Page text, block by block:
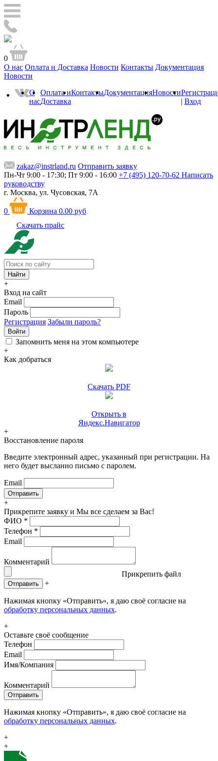
0
О нас Оплата и Доставка Новости Контакты Документация
Новости
О
нас
Оплата и
Доставка
КонтактыДокументацияНовости
| Вход
zakaz@instrland.ru Отправить заявку
Пн-Чт 9:00 - 17:30; Пт 9:00 - 16:00 +7 (495) 120-70-62 Написать
руководству
г. Москва, ул. Чусовская, 7А
0 Корзина 0.00 руб
Скачать прайс
+
Вход на сайт
Email
Пароль
Регистрация Забыли пароль?
Войти
Запомнить меня на этом компьютере
+
Как добраться
Скачать PDF
Открыть в
Яндекс.Навигатор
+
Восстановление пароля
Введите электронный адрес, указанный при регистрации. На
него будет высланно письмо с паролем.
Email
+
Прикрепите заявку и Мы все сделаем за Вас!
ФИО *
Телефон *
Email
Комментарий
Прикрепить файл
Отправить +
Нажимая кнопку «Отправить», я даю своё согласие на
обработку персональных данных.
+
Оставьте своё сообщение
Телефон
Email
Имя/Компания
Комментарий
Отправить
Нажимая кнопку «Отправить», я даю своё согласие на
обработку персональных данных.
+
+